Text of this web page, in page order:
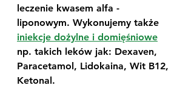
leczenie kwasem alfa -
liponowym. Wykonujemy także
iniekcje dożylne i domięśniowe
np. takich leków jak: Dexaven,
Paracetamol, Lidokaina, Wit B12,
Ketonal.